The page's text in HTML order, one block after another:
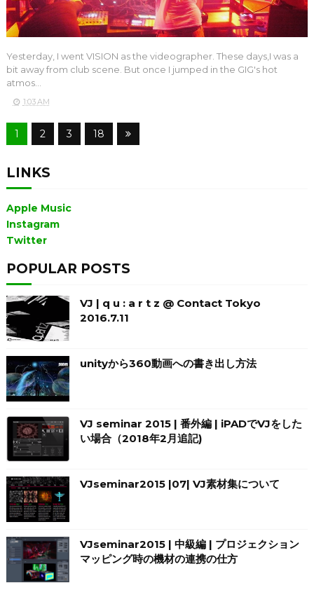
Yesterday, I went VISION as the videographer. These days,I was a
bit away from club scene. But once I jumped in the GIG's hot
atmos...
1:03 AM
1 2 3 18
LINKS
Apple Music
Instagram
Twitter
POPULAR POSTS
VJ | q u : a r t z @ Contact Tokyo
2016.7.11
unityから360動画への書き出し方法
VJ seminar 2015 | 番外編 | iPADでVJをした
い場合（2018年2月追記)
VJseminar2015 |07| VJ素材集について
VJseminar2015 | 中級編 | プロジェクション
マッピング時の機材の連携の仕方